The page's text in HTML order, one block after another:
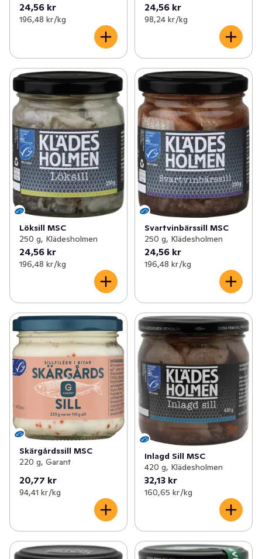
24,56 kr
196,48 kr /kg
24,56 kr
98,24 kr /kg
Löksill MSC
250 g, Klädesholmen
24,56 kr
196,48 kr /kg
Svartvinbärssill MSC
250 g, Klädesholmen
24,56 kr
196,48 kr /kg
Skärgårdssill MSC
220 g, Garant
20,77 kr
94,41 kr /kg
Inlagd Sill MSC
420 g, Klädesholmen
32,13 kr
160,65 kr /kg